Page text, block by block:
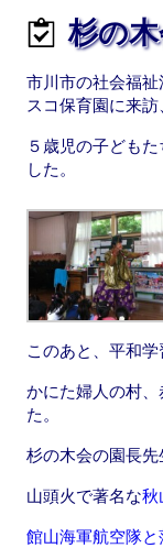
杉の
市川市の社会福
スコ保育園に来訪
５歳児の子ども
した。
このあと、平和学
かにた婦人の村
た。
杉の木会の園長先
山頭火で著名な秋
館山海軍航空隊